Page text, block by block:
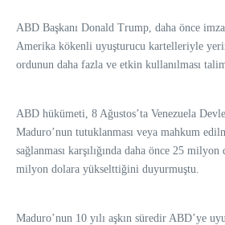
ABD Başkanı Donald Trump, daha önce
Amerika kökenli uyuşturucu kartelleriyle
ordunun daha fazla ve etkin kullanılması
ABD hükümeti, 8 Ağustos’ta Venezuela
Maduro’nun tutuklanması veya mahkum
sağlanması karşılığında daha önce 25
milyon dolara yükselttiğini duyurmuştu.
Maduro’nun 10 yılı aşkın süredir ABD’ye